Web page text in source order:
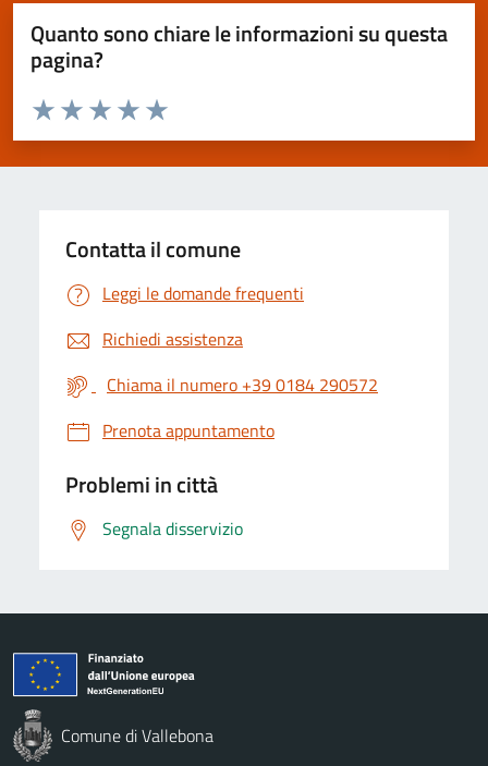
Quanto sono chiare le informazioni su questa
pagina?
Valuta da 1 a 5 stelle la pagina
Valuta 5 stelle su 5
Valuta 4 stelle su 5
Valuta 3 stelle su 5
Valuta 2 stelle su 5
Valuta 1 stelle su 5
Contatta il comune
Leggi le domande frequenti
Richiedi assistenza
Chiama il numero +39 0184 290572
Prenota appuntamento
Problemi in città
Segnala disservizio
Comune di Vallebona